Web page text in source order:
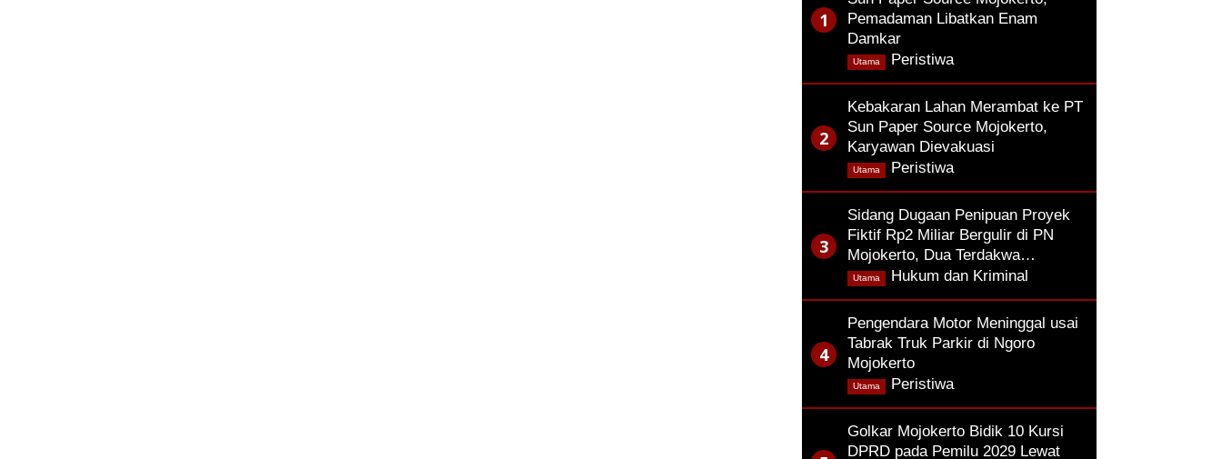
Pemadaman Libatkan Enam
Damkar
Peristiwa,
Utama
Kebakaran Lahan Merambat ke PT
Sun Paper Source Mojokerto,
Karyawan Dievakuasi
Peristiwa,
Utama
Sidang Dugaan Penipuan Proyek
Fiktif Rp2 Miliar Bergulir di PN
Mojokerto, Dua Terdakwa…
Hukum dan Kriminal
Utama
Pengendara Motor Meninggal usai
Tabrak Truk Parkir di Ngoro
Mojokerto
Peristiwa,
Utama
Golkar Mojokerto Bidik 10 Kursi
DPRD pada Pemilu 2029 Lewat